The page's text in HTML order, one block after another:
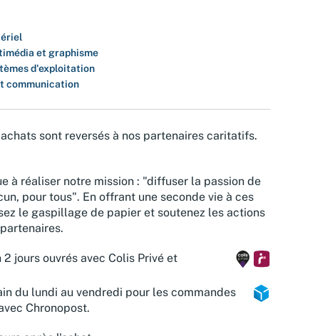
et graphisme
d'exploitation
communication
achats sont reversés à nos partenaires caritatifs.
à réaliser notre mission : "diffuser la passion de
pour tous". En offrant une seconde vie à ces
le gaspillage de papier et soutenez les actions
jours ouvrés avec Colis Privé et
du lundi au vendredi pour les commandes
Chronopost.